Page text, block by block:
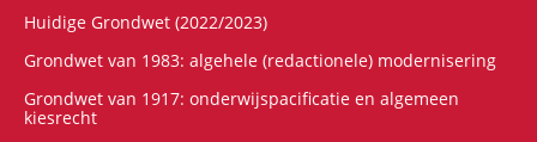
Huidige Grondwet (2022/2023)
Grondwet van 1983: algehele (redactionele) modernisering
Grondwet van 1917: onderwijspacificatie en algemeen
kiesrecht